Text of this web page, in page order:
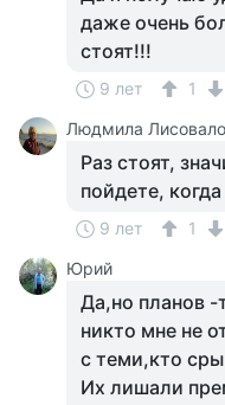
даже очень
стоят!!!
9 лет
1
Людмила
Раз стоят,
пойдете,
9 лет
1
Юрий
Да,но планов
никто мне не
с теми,кто
Их лишали